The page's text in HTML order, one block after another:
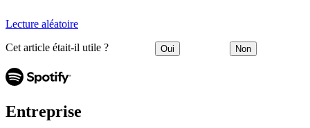
Lecture aléatoire
Cet article était-il utile ? Oui Non
Entreprise